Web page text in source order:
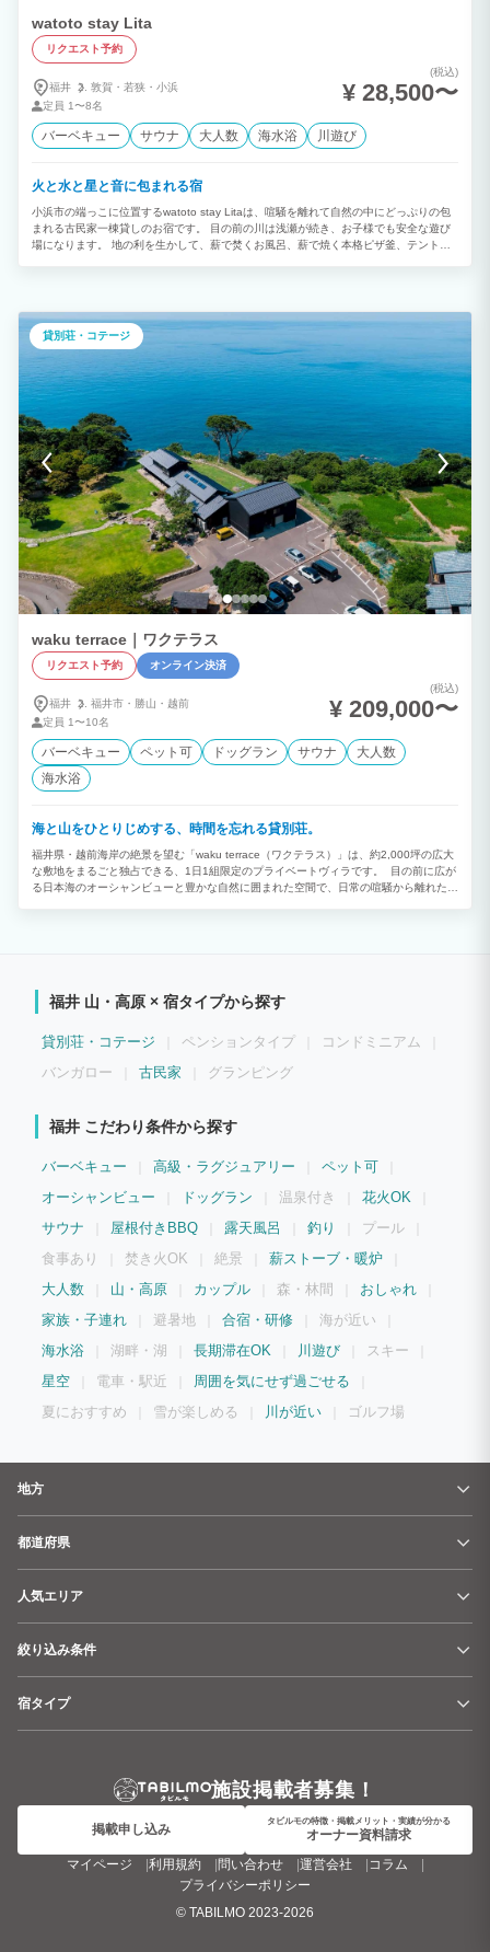
watoto stay Lita
リクエスト予約
福井 敦賀・ 若狭・ 小浜
定員 1〜8名
(税込)
¥ 28,500〜
バーベキュー サウナ 大人数 海水浴 川遊び
火と水と星と音に包まれる宿
小浜市の端っこに位置するwatoto stay Litaは、喧騒を離れて自然の中にどっぷりの包
まれる古民家一棟貸しのお宿です。 目の前の川は浅瀬が続き、お子様でも安全な遊び
場になります。 地の利を生かして、薪で焚くお風呂、薪で焼く本格ピザ釜、テントサ
貸別荘・コテージ
waku terrace｜ワクテラス
リクエスト予約 オンライン決済
福井 福井市・ 勝山・ 越前
定員 1〜10名
(税込)
¥ 209,000〜
バーベキュー ペット可 ドッグラン サウナ
大人数
海水浴
海と山をひとりじめする、時間を忘れる貸別荘。
福井県・越前海岸の絶景を望む「waku terrace（ワクテラス）」は、約2,000坪の広大
な敷地をまるごと独占できる、1日1組限定のプライベートヴィラです。 目の前に広が
る日本海のオーシャンビューと豊かな自然に囲まれた空間で、日常の喧騒から離れた特
ープ旅行はもちろん、企業様のワーケーションや合宿、愛犬との特別なリトリート体
ライベート空間となっております。
福井 山・高原 × 宿タイプから探す
貸別荘・コテージ ペンションタイプ
コンドミニアム
バンガロー
古民家 グランピング
福井 こだわり条件から探す
バーベキュー 高級・ラグジュアリー
ペット可
オーシャンビュー
ドッグラン 温泉付き
花火OK
サウナ
屋根付きBBQ 露天風呂 釣り
プール
食事あり
焚き火OK 絶景
薪ストーブ・暖炉
大人数
山・高原 カップル 森・林間
おしゃれ
家族・子連れ
避暑地 合宿・研修
海が近い
海水浴
湖畔・湖 長期滞在OK 川遊び
スキー
星空
電車・駅近
周囲を気にせず過ごせる
夏におすすめ
雪が楽しめる 川が近い ゴルフ場
地方
都道府県
人気エリア
絞り込み条件
宿タイプ
施設掲載者募集！
掲載申し込み
タビルモの特徴・掲載メリット・実績が分かる
オーナー資料請求
マイページ
利用規約 問い合わせ 運営会社
コラム
プライバシーポリシー
© TABILMO 2023-2026